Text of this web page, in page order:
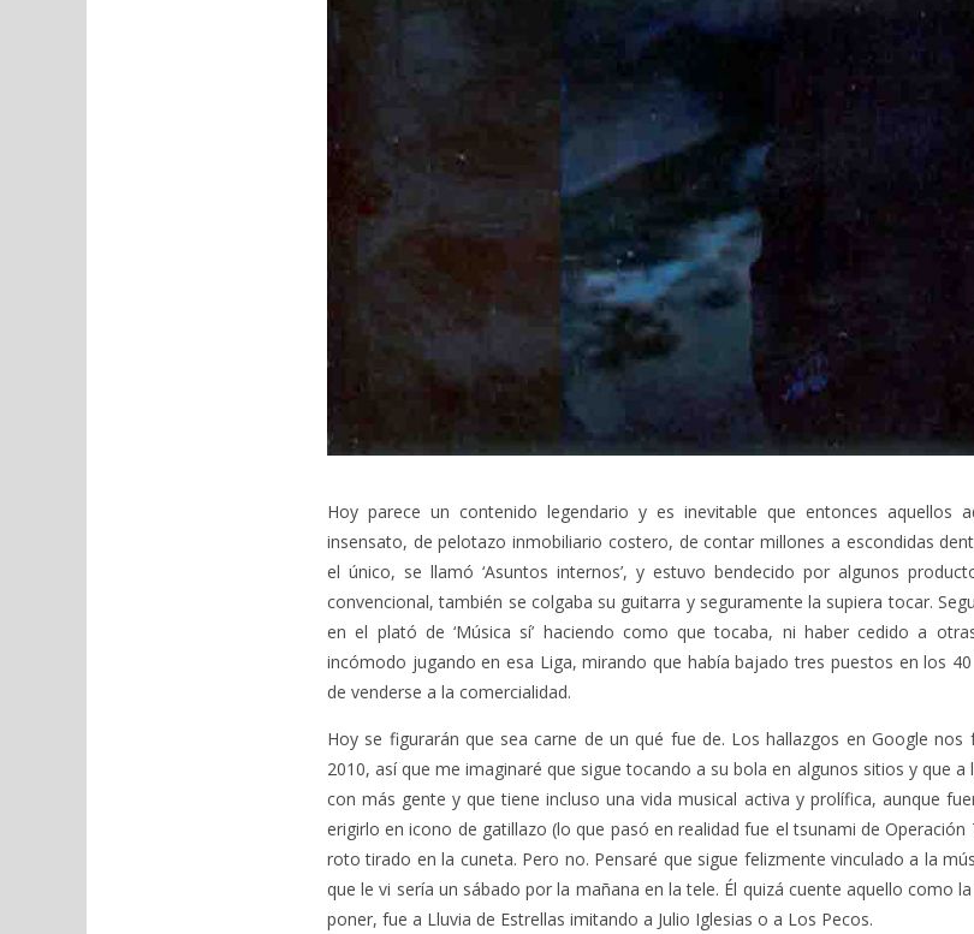
Hoy parece un contenido legendario y es inevitable que entonces aquellos
insensato, de pelotazo inmobiliario costero, de contar millones a escondidas
el único, se llamó ‘Asuntos internos’, y estuvo bendecido por algunos
convencional, también se colgaba su guitarra y seguramente la supiera tocar.
en el plató de ‘Música sí’ haciendo como que tocaba, ni haber cedido a
incómodo jugando en esa Liga, mirando que había bajado tres puestos en los
de venderse a la comercialidad.
Hoy se figurarán que sea carne de un qué fue de. Los hallazgos en Google
2010, así que me imaginaré que sigue tocando a su bola en algunos sitios y que
con más gente y que tiene incluso una vida musical activa y prolífica, aunque
erigirlo en icono de gatillazo (lo que pasó en realidad fue el tsunami de
roto tirado en la cuneta. Pero no. Pensaré que sigue felizmente vinculado a la
que le vi sería un sábado por la mañana en la tele. Él quizá cuente aquello como
poner, fue a Lluvia de Estrellas imitando a Julio Iglesias o a Los Pecos.